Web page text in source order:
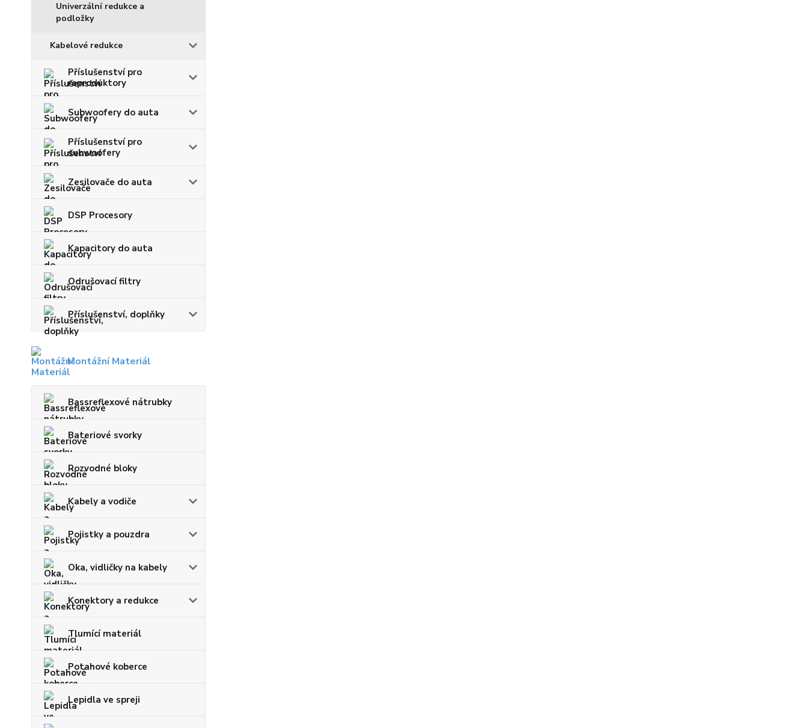
Univerzální redukce a
podložky
Kabelové redukce
Příslušenství pro
reproduktory
Subwoofery do auta
Příslušenství pro
subwoofery
Zesilovače do auta
DSP Procesory
Kapacitory do auta
Odrušovací filtry
Příslušenství, doplňky
Montážní Materiál
Bassreflexové nátrubky
Bateriové svorky
Rozvodné bloky
Kabely a vodiče
Pojistky a pouzdra
Oka, vidličky na kabely
Konektory a redukce
Tlumící materiál
Potahové koberce
Lepidla ve spreji